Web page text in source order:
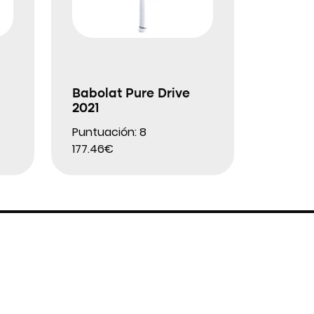
Babolat Pure Drive
2021
Puntuación: 8
177.46€